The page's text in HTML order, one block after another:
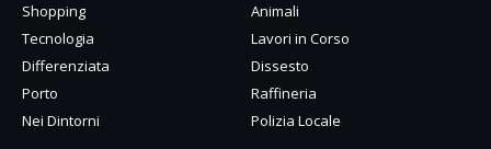
Shopping
Animali
Tecnologia
Lavori in Corso
Differenziata
Dissesto
Porto
Raffineria
Nei Dintorni
Polizia Locale